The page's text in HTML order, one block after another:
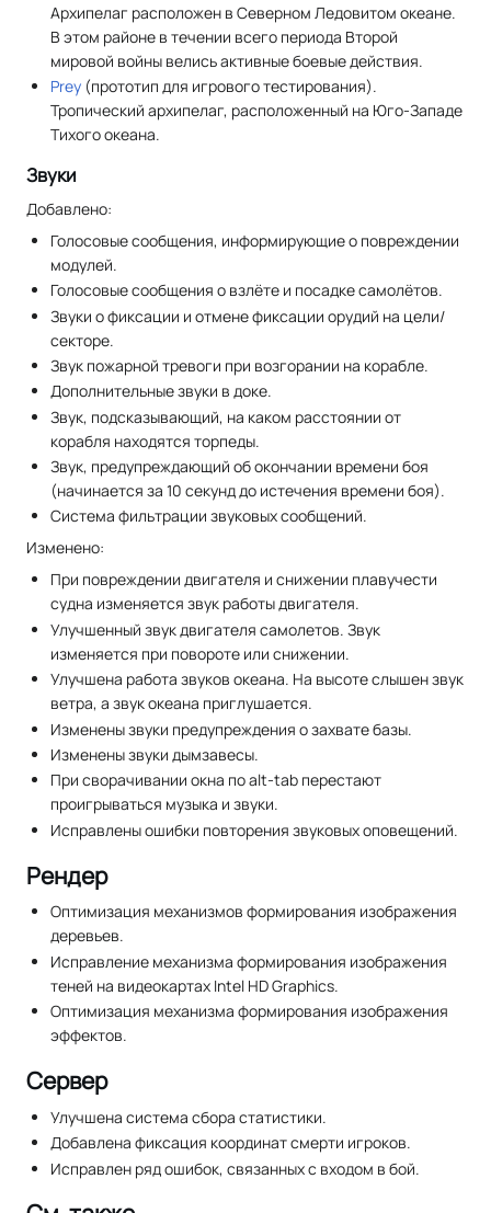
Архипелаг расположен в Северном Ледовитом океане.
В этом районе в течении всего периода Второй
мировой войны велись активные боевые действия.
Prey (прототип для игрового тестирования).
Тропический архипелаг, расположенный на Юго-Западе
Тихого океана.
Звуки
Добавлено:
Голосовые сообщения, информирующие о повреждении
модулей.
Голосовые сообщения о взлёте и посадке самолётов.
Звуки о фиксации и отмене фиксации орудий на цели/
секторе.
Звук пожарной тревоги при возгорании на корабле.
Дополнительные звуки в доке.
Звук, подсказывающий, на каком расстоянии от
корабля находятся торпеды.
Звук, предупреждающий об окончании времени боя
(начинается за 10 секунд до истечения времени боя).
Система фильтрации звуковых сообщений.
Изменено:
При повреждении двигателя и снижении плавучести
судна изменяется звук работы двигателя.
Улучшенный звук двигателя самолетов. Звук
изменяется при повороте или снижении.
Улучшена работа звуков океана. На высоте слышен звук
ветра, а звук океана приглушается.
Изменены звуки предупреждения о захвате базы.
Изменены звуки дымзавесы.
При сворачивании окна по alt-tab перестают
проигрываться музыка и звуки.
Исправлены ошибки повторения звуковых оповещений.
Рендер
Оптимизация механизмов формирования изображения
деревьев.
Исправление механизма формирования изображения
теней на видеокартах Intel HD Graphics.
Оптимизация механизма формирования изображения
эффектов.
Сервер
Улучшена система сбора статистики.
Добавлена фиксация координат смерти игроков.
Исправлен ряд ошибок, связанных с входом в бой.